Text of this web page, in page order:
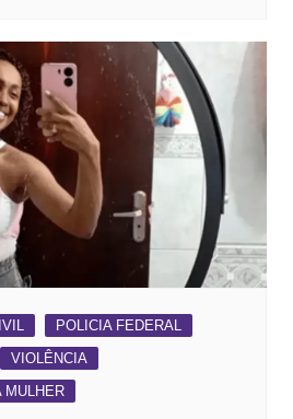
POLICIA FEDERAL
VIOLÊNCIA
MULHER